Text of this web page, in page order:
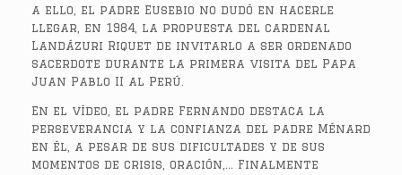
a ello, el padre Eusebio no dudó en hacerle
llegar, en 1984, la propuesta del cardenal
Landázuri Riquet de invitarlo a ser ordenado
sacerdote durante la primera visita del Papa
Juan Pablo II al Perú.
En el vídeo, el padre Fernando destaca la
perseverancia y la confianza del padre Ménard
en él, a pesar de sus dificultades y de sus
momentos de crisis, oración,… Finalmente